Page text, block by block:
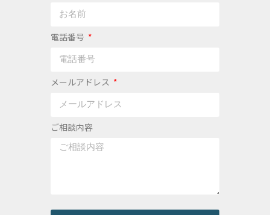
電話番号
メールアドレス
ご相談内容